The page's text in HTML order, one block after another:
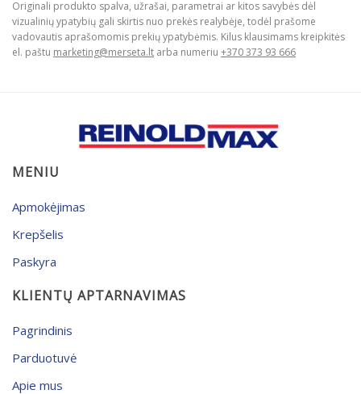
Originali produkto spalva, užrašai, parametrai ar kitos savybės dėl
vizualinių ypatybių gali skirtis nuo prekės realybėje, todėl prašome
vadovautis aprašomomis prekių ypatybėmis. Kilus klausimams kreipkitės
el. paštu marketing@merseta.lt arba numeriu +370 373 93 666
MENIU
Apmokėjimas
Krepšelis
Paskyra
KLIENTŲ APTARNAVIMAS
Pagrindinis
Parduotuvė
Apie mus